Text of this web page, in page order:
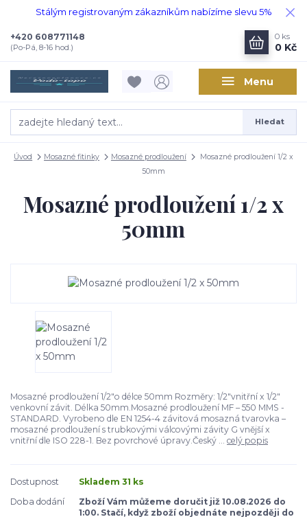
Stálým registrovaným zákazníkům nabízíme slevu 5%
Menu
Hledat
+420 608771148
(Po-Pá, 8-16 hod.)
0 ks
0 Kč
Úvod Mosazné fitinky Mosazné prodloužení
Mosazné prodloužení 1/2 x
50mm
Mosazné prodloužení 1/2 x
50mm
Mosazné prodloužení 1/2"o délce 50mm Rozměry: 1/2"vnitřní x 1/2"
venkovní závit. Délka 50mm.Mosazné prodloužení MF – 550 MMS -
STANDARD. Vyrobeno dle EN 1254-4 závitová mosazná tvarovka –
mosazné prodloužení s trubkovými válcovými závity G vnější x
vnitřní dle ISO 228-1. Bez povrchové úpravy.Český ... celý popis
Dostupnost
Skladem 31 ks
Doba dodání
Zboží Vám můžeme doručit již 10.08.2026 do
1:00. Stačí, když zboží objednáte nejpozději do